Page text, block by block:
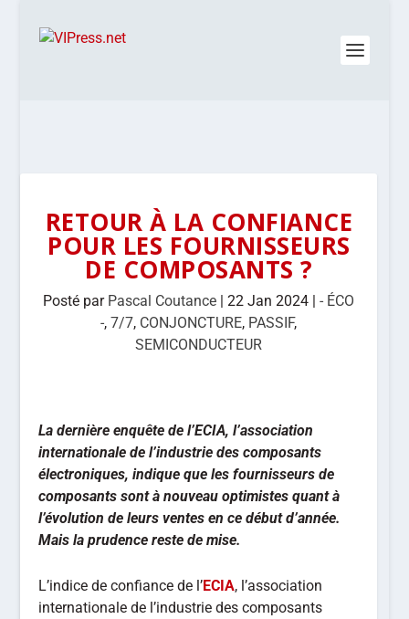
RETOUR À LA CONFIANCE
POUR LES FOURNISSEURS
DE COMPOSANTS ?
Posté par Pascal Coutance |22 Jan 2024 |- ÉCO
-,7/7, CONJONCTURE, PASSIF,
SEMICONDUCTEUR
La dernière enquête de l’ECIA, l’association
internationale de l’industrie des composants
électroniques, indique que les fournisseurs de
composants sont à nouveau optimistes quant à
l’évolution de leurs ventes en ce début d’année.
Mais la prudence reste de mise.
L’indice de confiance de l’ECIA, l’association
internationale de l’industrie des composants